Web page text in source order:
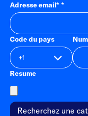
Adresse email*
Code du pays
Resume
Recherchez une